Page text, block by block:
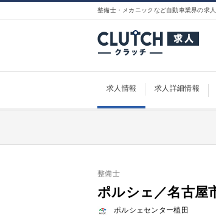
整備士・メカニックなど自動車業界の求
求人情報 求人詳細情報
整備士
ポルシェ／名古屋
ポルシェセンター植田